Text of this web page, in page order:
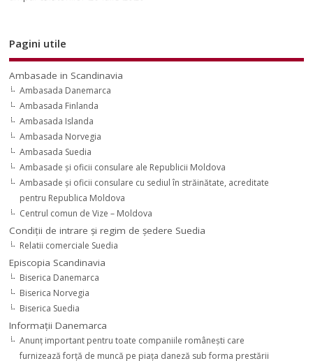
Pagini utile
Ambasade in Scandinavia
Ambasada Danemarca
Ambasada Finlanda
Ambasada Islanda
Ambasada Norvegia
Ambasada Suedia
Ambasade şi oficii consulare ale Republicii Moldova
Ambasade şi oficii consulare cu sediul în străinătate, acreditate
pentru Republica Moldova
Centrul comun de Vize – Moldova
Condiţii de intrare şi regim de şedere Suedia
Relatii comerciale Suedia
Episcopia Scandinavia
Biserica Danemarca
Biserica Norvegia
Biserica Suedia
Informaţii Danemarca
Anunţ important pentru toate companiile româneşti care
furnizează forţă de muncă pe piaţa daneză sub forma prestării